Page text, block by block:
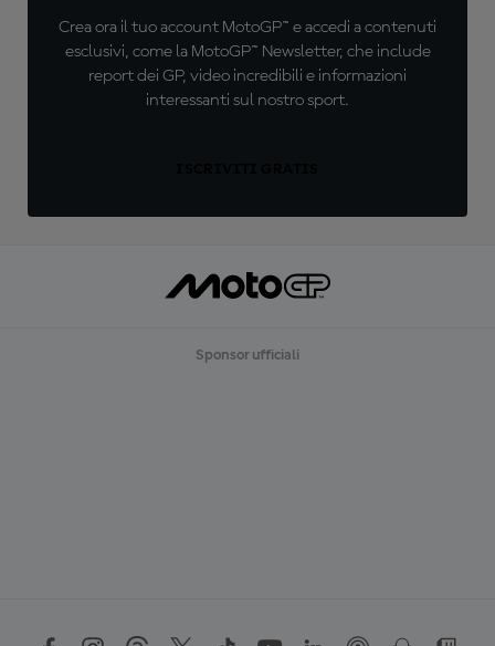
Crea ora il tuo account MotoGP™ e accedi a contenuti
esclusivi, come la MotoGP™ Newsletter, che include
report dei GP, video incredibili e informazioni
interessanti sul nostro sport.
Sponsor ufficiali